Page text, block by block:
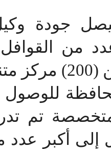
جودة وكيل
القوافل
والبالغ عددها ما يزيد
للوصول
تم
أكبر عدد